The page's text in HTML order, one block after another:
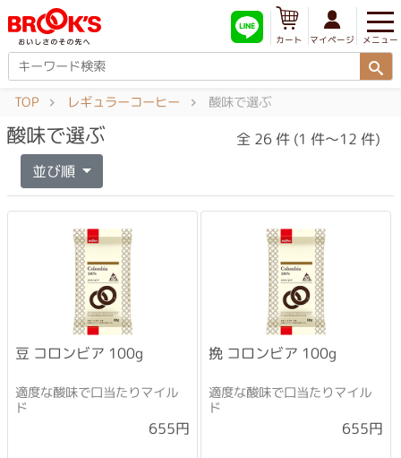
メニュー
マイページ
カート
TOP レギュラーコーヒー 酸味で選ぶ
酸味で選ぶ 全 26 件 (1 件～12 件)
並び順
豆 コロンビア 100g
適度な酸味で口当たりマイル
ド
655円
挽 コロンビア 100g
適度な酸味で口当たりマイル
ド
655円